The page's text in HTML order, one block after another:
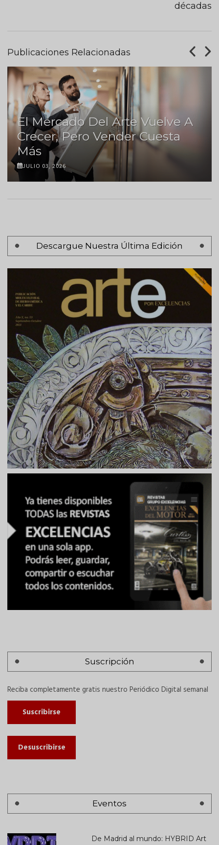
décadas
Publicaciones Relacionadas
El Mercado Del Arte Vuelve A
Crecer, Pero Vender Cuesta
Más
JULIO 03, 2026
Descargue Nuestra Última Edición
Paginación
página
Siguiente >
Suscripción
Reciba completamente gratis nuestro Periódico Digital semanal
Suscribirse
Desuscribirse
Eventos
De Madrid al mundo: HYBRID Art